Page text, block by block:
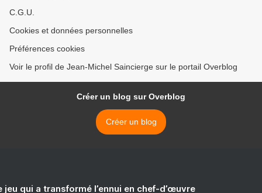
C.G.U.
Cookies et données personnelles
Préférences cookies
Voir le profil de Jean-Michel Saincierge sur le portail Overblog
Créer un blog sur Overblog
Créer un blog
jeu qui a transformé l’ennui en chef-d’œuvre